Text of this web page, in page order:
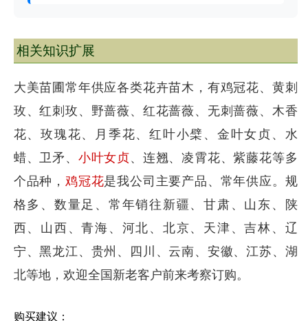
相关知识扩展
大美苗圃常年供应各类花卉苗木，有鸡冠花、黄刺
玫、红刺玫、野蔷薇、红花蔷薇、无刺蔷薇、木香
花、玫瑰花、月季花、红叶小檗、金叶女贞、水
蜡、卫矛、 小叶女贞、连翘、凌霄花、紫藤花等多
个品种， 鸡冠花是我公司主要产品、常年供应。规
格多、数量足、常年销往新疆、甘肃、山东、陕
西、山西、青海、河北、北京、天津、吉林、辽
宁、黑龙江、贵州、四川、云南、安徽、江苏、湖
北等地，欢迎全国新老客户前来考察订购。
购买建议：